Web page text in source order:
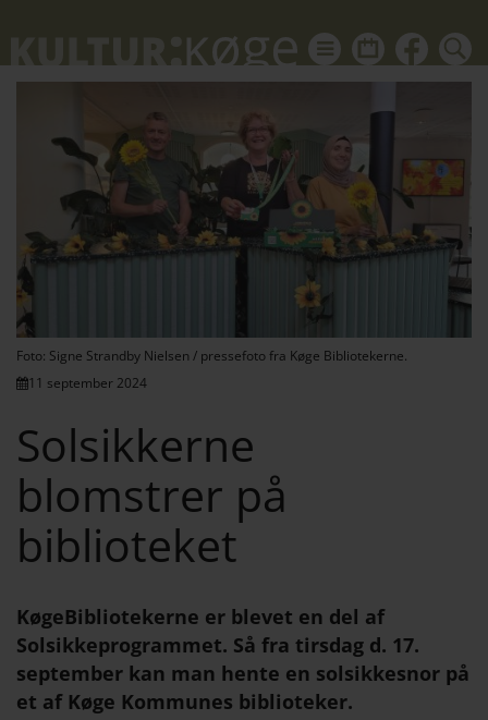
kul
kalender
Du
kan
alt
hvad
der
Foto: Signe Strandby Nielsen / pressefoto fra Køge Bibliotekerne.
11 september 2024
Solsikkerne
blomstrer på
biblioteket
KøgeBibliotekerne er blevet en del af
Solsikkeprogrammet. Så fra tirsdag d. 17.
september kan man hente en solsikkesnor på
et af Køge Kommunes biblioteker.